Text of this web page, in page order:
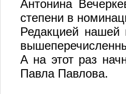
Антонина
степени в
Редакцией нашей
А на этот раз
Павла Павлова.